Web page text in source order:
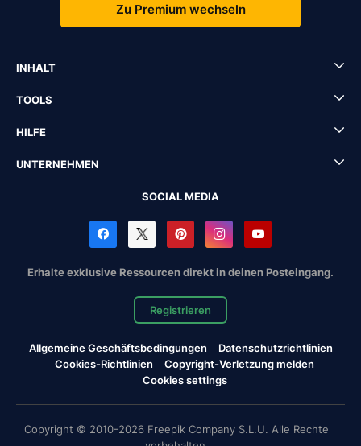
Zu Premium wechseln
INHALT
TOOLS
HILFE
UNTERNEHMEN
SOCIAL MEDIA
Erhalte exklusive Ressourcen direkt in deinen Posteingang.
Registrieren
Allgemeine Geschäftsbedingungen
Datenschutzrichtlinien
Cookies-Richtlinien
Copyright-Verletzung melden
Cookies settings
Copyright © 2010-2026 Freepik Company S.L.U. Alle Rechte